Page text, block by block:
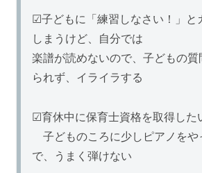
☑子どもに「練習しなさい！」と
しまうけど、自分では
楽譜が読めないので、子どもの質
られず、イライラする
☑育休中に保育士資格を取得した
子どものころに少しピアノをや
で、うまく弾けない